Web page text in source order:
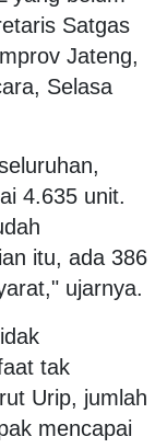
Satgas
Jateng,
Selasa
4.635 unit.
itu, ada 386
ujarnya.
tak
Urip, jumlah
mencapai